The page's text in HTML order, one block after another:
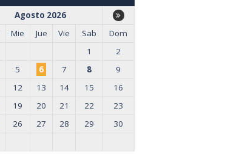
Agosto 2026
Mie Jue Vie Sab
Dom
1
2
5 6 7 8
9
12 13 14 15
16
19 20 21 22
23
26 27 28 29
30